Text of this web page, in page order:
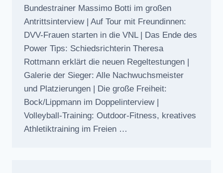
Bundestrainer Massimo Botti im großen
Antrittsinterview | Auf Tour mit Freundinnen:
DVV-Frauen starten in die VNL | Das Ende des
Power Tips: Schiedsrichterin Theresa
Rottmann erklärt die neuen Regeltestungen |
Galerie der Sieger: Alle Nachwuchsmeister
und Platzierungen | Die große Freiheit:
Bock/Lippmann im Doppelinterview |
Volleyball-Training: Outdoor-Fitness, kreatives
Athletiktraining im Freien …